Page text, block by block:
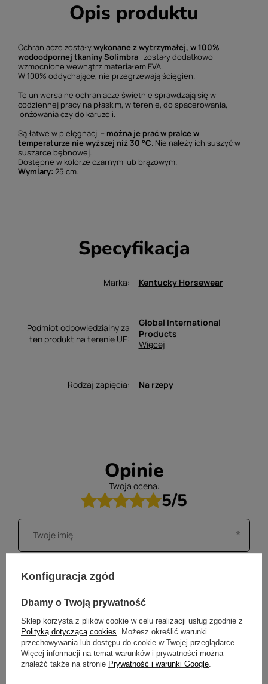
Opis produktu
Ochraniacze zostaływykonane z wytrzymałej, w 100%
wodoodpornej tkaniny Solimbra i zostały dodatkowo
wzmocnione wewnątrz materiałem EVA.
W 100% oddychające, nie przegrzewają ścięgien.
Te uniwersalne ochraniacze świetnie sprawdzają się w
codziennej pracy na płaskim, w terenie, do spacerowania,
lonżowania czy do karuzeli.
Są łatwe w pielęgnacji – można je prać w pralce w
temperaturze nie wyższej niż 30 °C. Nie należy ich suszyć w
suszarce bębnowej.
Dostępne w kolorze czarnym lub brązowym.
Wymiary: 25 cm.
Specyfikacja
Marka Kentucky Horsewear
Podmiot odpowiedzialny za
ten produkt na terenie UE
Global International
Products
Więcej
Rodzaj zapięcia Na rzepy
Opinie
Twoja ocena:
5/5
Konfiguracja zgód
Dbamy o Twoją prywatność
Sklep korzysta z plików cookie w celu realizacji usług zgodnie z
Polityką dotyczącą cookies. Możesz określić warunki
przechowywania lub dostępu do cookie w Twojej przeglądarce.
Więcej informacji na temat warunków i prywatności można
znaleźć także na stronie Prywatność i warunki Google.